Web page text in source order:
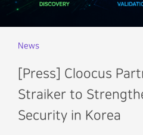
News
[Press] Cloocus
Straiker to
Security in Korea